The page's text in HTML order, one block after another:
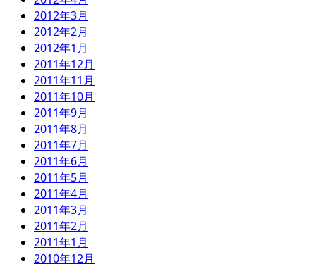
2012年3月
2012年2月
2012年1月
2011年12月
2011年11月
2011年10月
2011年9月
2011年8月
2011年7月
2011年6月
2011年5月
2011年4月
2011年3月
2011年2月
2011年1月
2010年12月